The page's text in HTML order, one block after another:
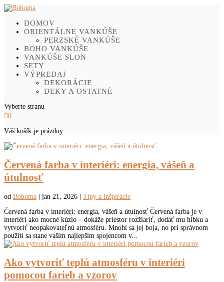
DOMOV
ORIENTÁLNE VANKÚŠE
PERZSKÉ VANKÚŠE
BOHO VANKÚŠE
VANKÚŠE SLON
SETY
VÝPREDAJ
DEKORÁCIE
DEKY A OSTATNÉ
Vyberte stranu
0
Váš košík je prázdny
Červená farba v interiéri: energia, vášeň a
útulnosť
od Bohoma jan 21, 2026
Tipy a inšpirácie
Červená farba v interiéri: energia, vášeň a útulnosť Červená farba je v
interiéri ako mocné kúzlo – dokáže priestor rozžiariť, dodať mu hĺbku a
vytvoriť neopakovateľnú atmosféru. Mnohí sa jej boja, no pri správnom
použití sa stane vaším najlepším spojencom v...
Ako vytvoriť teplú atmosféru v interiéri
pomocou farieb a vzorov